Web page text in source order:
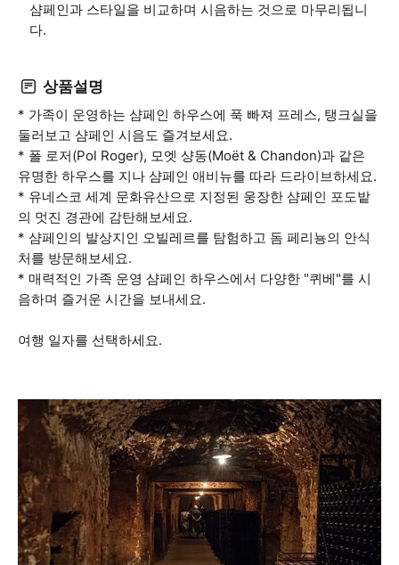
샴페인과 스타일을 비교하며 시음하는 것으로 마무리됩니
다.
상품설명
* 가족이 운영하는 샴페인 하우스에 푹 빠져 프레스, 탱크실을
둘러보고 샴페인 시음도 즐겨보세요.
* 폴 로저(Pol Roger), 모엣 샹동(Moët & Chandon)과 같은
유명한 하우스를 지나 샴페인 애비뉴를 따라 드라이브하세요.
* 유네스코 세계 문화유산으로 지정된 웅장한 샴페인 포도밭
의 멋진 경관에 감탄해보세요.
* 샴페인의 발상지인 오빌레르를 탐험하고 돔 페리뇽의 안식
처를 방문해보세요.
* 매력적인 가족 운영 샴페인 하우스에서 다양한 "퀴베"를 시
음하며 즐거운 시간을 보내세요.
여행 일자를 선택하세요.